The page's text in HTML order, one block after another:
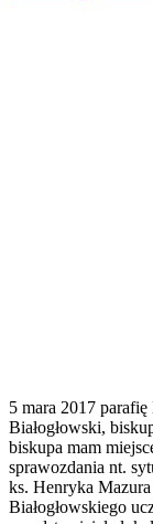
5 mara 2017
Białogłowski,
biskupa mam
sprawozdania nt.
ks. Henryka
Białogłowskiego